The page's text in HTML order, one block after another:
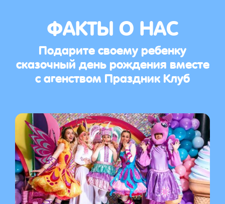
ФАКТЫ О НАС
Подарите своему ребенку
сказочный день рождения вместе
с агенством Праздник Клуб